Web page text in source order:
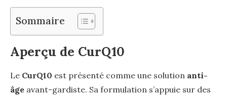
Sommaire
Aperçu de CurQ10
Le CurQ10 est présenté comme une solution anti-
âge avant-gardiste. Sa formulation s’appuie sur des